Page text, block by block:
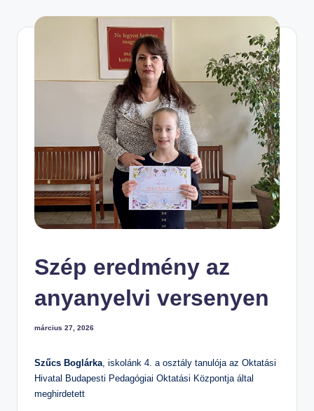
N
m
zi
teSzép eredmény az
anyanyelvi versenyen
március 27, 2026
Szűcs Boglárka , iskolánk 4. a osztály tanulója az Oktatási
Hivatal Budapesti Pedagógiai Oktatási Központja által
meghirdetett